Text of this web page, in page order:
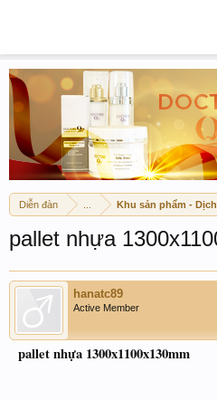
Diễn đàn Khu sản phẩm -
pallet nhựa
hanatc89
Active Member
pallet nhựa 1300x1100x130mm